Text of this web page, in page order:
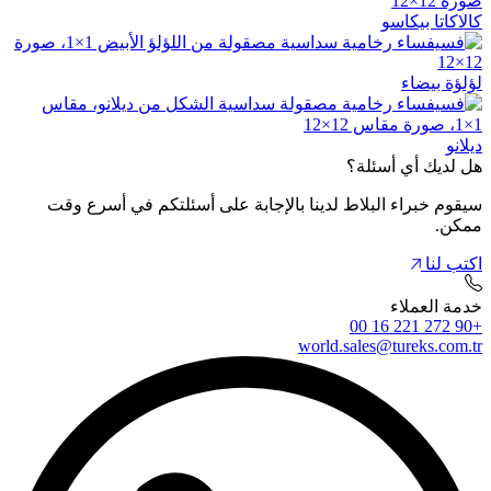
كالاكاتا بيكاسو
لؤلؤة بيضاء
ديلانو
هل لديك أي أسئلة؟
سيقوم خبراء البلاط لدينا بالإجابة على أسئلتكم في أسرع وقت
ممكن.
اكتب لنا
خدمة العملاء
+90 272 221 16 00
world.sales@tureks.com.tr